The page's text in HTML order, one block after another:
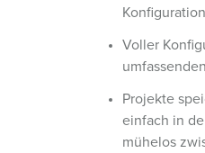
Voller
Projekte
einfach in
mühelos